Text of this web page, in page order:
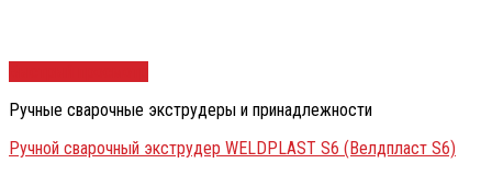
Ручные сварочные экструдеры и принадлежности
Ручной сварочный экструдер WELDPLAST S6 (Велдпласт S6)